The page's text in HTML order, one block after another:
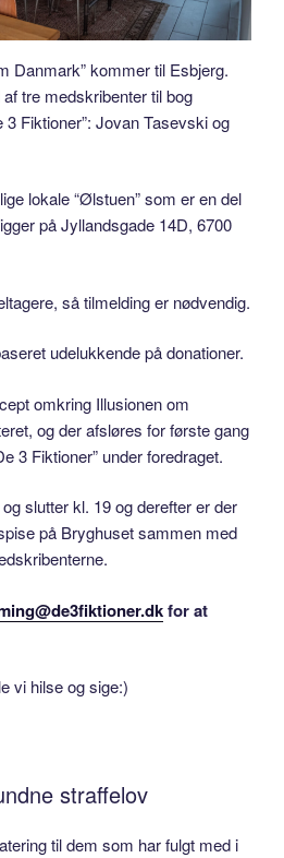
Danmark” kommer til Esbjerg.
tre medskribenter til bog
Fiktioner”: Jovan Tasevski og
lokale “Ølstuen” som er en del
på Jyllandsgade 14D, 6700
så tilmelding er nødvendig.
udelukkende på donationer.
omkring Illusionen om
og der afsløres for første gang
3 Fiktioner” under foredraget.
slutter kl. 19 og derefter er der
på Bryghuset sammen med
for at
vi hilse og sige:)
straffelov
til dem som har fulgt med i